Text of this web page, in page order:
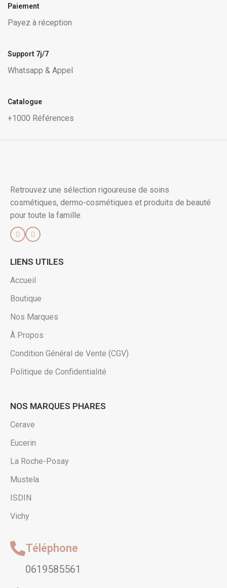
Paiement
Payez à réception
Support 7j/7
Whatsapp & Appel
Catalogue
+1000 Références
Retrouvez une sélection rigoureuse de soins
cosmétiques, dermo-cosmétiques et produits de beauté
pour toute la famille.
LIENS UTILES
Accueil
Boutique
Nos Marques
À Propos
Condition Général de Vente (CGV)
Politique de Confidentialité
NOS MARQUES PHARES
Cerave
Eucerin
La Roche-Posay
Mustela
ISDIN
Vichy
Téléphone
0619585561